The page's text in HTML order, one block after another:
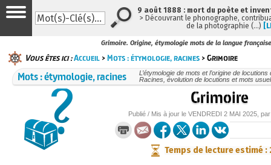
Grimoire. Origine, étymologie mots de la langue française
Vous êtes ici :Accueil >Mots : étymologie, racines > Grimoire
Mots : étymologie, racines
L’étymologie de mots et l’origine de
Racines, évolution de locutions et mots
Grimoire
Publié / Mis à jour le VENDREDI 2 MAI 2025,
Temps de lecture estimé :
9 août 1888 : mort du poète et
> Découvrant le phonographe,
de la photographie (…)